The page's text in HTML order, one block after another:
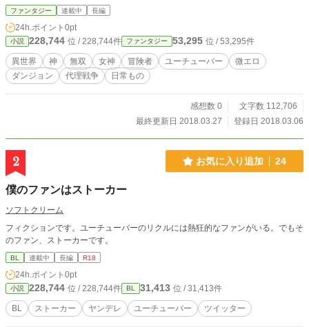
らの依頼だった。 悪戯だろうが動画になれば構わない、そんな気持ちで誘いに
乗った三人を待ち受けていたのは……。 こうして彼等のYouTuber兼冒険者とい
う異色の人生が幕を開けた。
ファンタジー 連載中 長編
24h.ポイント 0pt
小説 228,744 位 / 228,744件 ファンタジー 53,295 位 / 53,295件
異世界 神 無双 女神 冒険者 ユーチューバー
微エロ
ダンジョン
代理戦争 日常もの
感想数 0
文字数 112,706
最終更新日 2018.03.27
登録日 2018.03.06
2 お気に入り追加 24
僕のファンはストーカー
ソフトクリーム
フィクションです。ユーチューバーのリクルには熱狂的なファンがいる。でもそ
のファン、ストーカーです。
BL 連載中 長編 R18
24h.ポイント 0pt
小説 228,744 位 / 228,744件 BL 31,413 位 / 31,413件
BL ストーカー ヤンデレ ユーチューバー ツイッター